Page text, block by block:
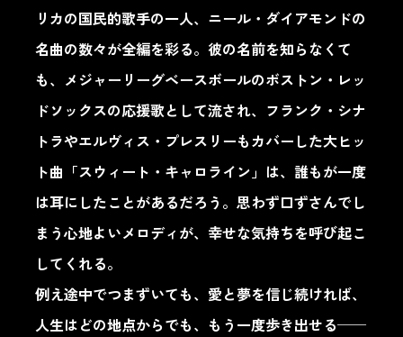
リカの国民的歌手の一人、ニール・ダイアモンドの
名曲の数々が全編を彩る。彼の名前を知らなくて
も、メジャーリーグベースボールのボストン・レッ
ドソックスの応援歌として流され、フランク・シナ
トラやエルヴィス・プレスリーもカバーした大ヒッ
ト曲「スウィート・キャロライン」は、誰もが一度
は耳にしたことがあるだろう。思わず口ずさんでし
まう心地よいメロディが、幸せな気持ちを呼び起こ
してくれる。
例え途中でつまずいても、愛と夢を信じ続ければ、
人生はどの地点からでも、もう一度歩き出せる──